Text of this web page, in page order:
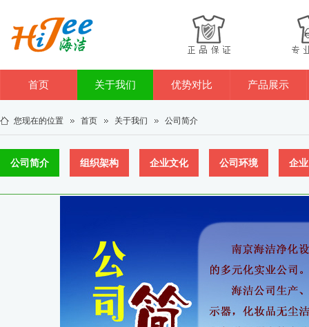
首页 关于我们 优势对比 产品展示
您现在的位置 首页 关于我们 公司简介
公司简介 组织架构 企业文化 公司环境 企